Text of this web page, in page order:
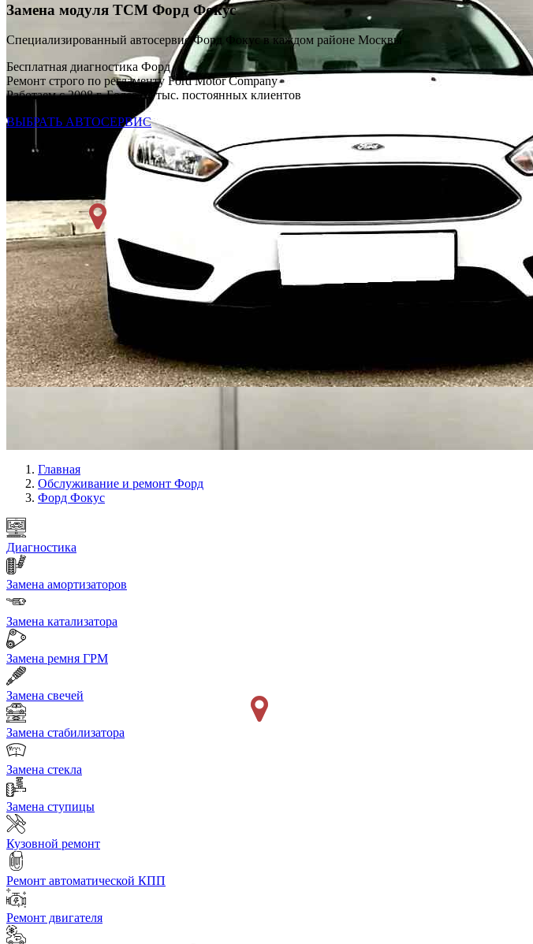
Замена модуля ТСМ Форд Фокус
Специализированный автосервис Форд Фокус в каждом районе Москвы
Бесплатная диагностика Форд
Ремонт строго по регламенту Ford Motor Company
Работаем с 2008 г. Более 54 тыс. постоянных клиентов
ВЫБРАТЬ АВТОСЕРВИС
Главная
Обслуживание и ремонт Форд
Форд Фокус
Диагностика
Замена амортизаторов
Замена катализатора
Замена ремня ГРМ
Замена свечей
Замена стабилизатора
Замена стекла
Замена ступицы
Кузовной ремонт
Ремонт автоматической КПП
Ремонт двигателя